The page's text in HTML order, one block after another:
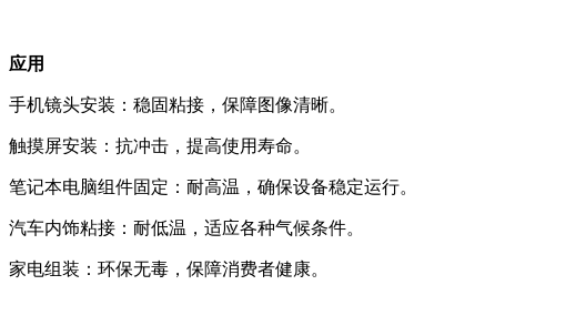
应用
手机镜头安装：稳固粘接，保障图像清晰。
触摸屏安装：抗冲击，提高使用寿命。
笔记本电脑组件固定：耐高温，确保设备稳定运行。
汽车内饰粘接：耐低温，适应各种气候条件。
家电组装：环保无毒，保障消费者健康。